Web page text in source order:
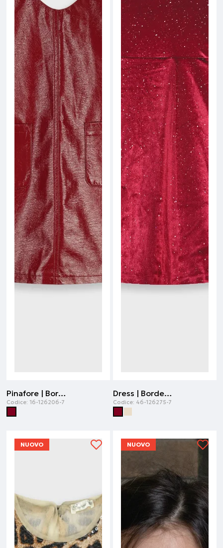
Pinafore | Bordeaux
Codice: 16-126206-7
Dress | Bordeaux
Codice: 46-126275-7
NUOVO NUOVO